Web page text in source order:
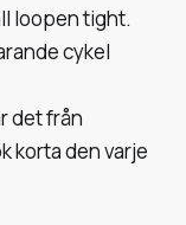
loopen tight.
cykel
det från
korta den varje